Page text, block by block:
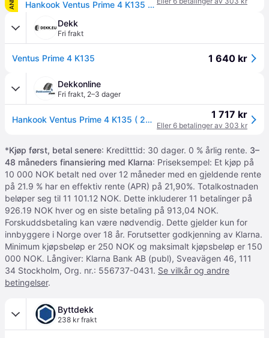
Hankook Ventus Prime 4 K135 ( 235/40 R18 95W XL 4PR med felgbeskyttelse (MFS) SBL )
Dekk
Fri frakt
Ventus Prime 4 K135 1 640 kr
Dekkonline
Fri frakt, 2–3 dager
Hankook Ventus Prime 4 K135 ( 235/40 R18 95W XL 4PR med felgbeskyttelse (MFS) SBL ) 1 717 kr
Eller 6 betalinger av 303 kr
*Kjøp først, betal senere: Kreditttid: 30 dager. 0 % årlig rente. 3–
48 måneders finansiering med Klarna: Priseksempel: Et kjøp på
10 000 NOK betalt ned over 12 måneder med en gjeldende rente
på 21.9 % har en effektiv rente (APR) på 21,90%. Totalkostnaden
beløper seg til 11 101.12 NOK. Dette inkluderer 11 betalinger på
926.19 NOK hver og en siste betaling på 913,04 NOK.
Forskuddsbetaling kan være nødvendig. Dette gjelder kun for
innbyggere i Norge over 18 år. Forutsetter godkjenning av Klarna.
Minimum kjøpsbeløp er 250 NOK og maksimalt kjøpsbeløp er 150
000 NOK. Långiver: Klarna Bank AB (publ), Sveavägen 46, 111
34 Stockholm, Org. nr.: 556737-0431. Se vilkår og andre
betingelser.
Byttdekk
238 kr frakt